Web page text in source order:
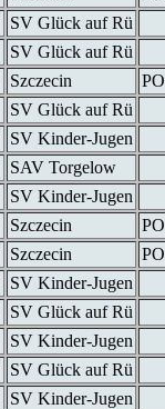
SV Glück auf Rü
SV Glück auf Rü
Szczecin
SV Glück auf Rü
SV Kinder-Jugen
SAV Torgelow
SV Kinder-Jugen
Szczecin
Szczecin
SV Kinder-Jugen
SV Glück auf Rü
SV Kinder-Jugen
SV Glück auf Rü
SV Kinder-Jugen